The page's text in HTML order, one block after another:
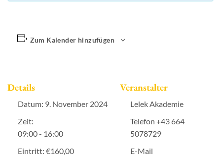
Zum Kalender hinzufügen
Details
Datum: 9. November 2024
Zeit:
09:00 - 16:00
Eintritt: €160,00
Veranstalter
Lelek Akademie
Telefon +43 664
5078729
E-Mail